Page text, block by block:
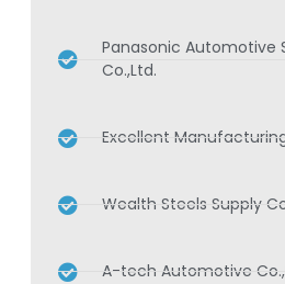
Panasonic Automotive
Co.,Ltd.
Excellent
Wealth Steels Supply
A-tech Automotive